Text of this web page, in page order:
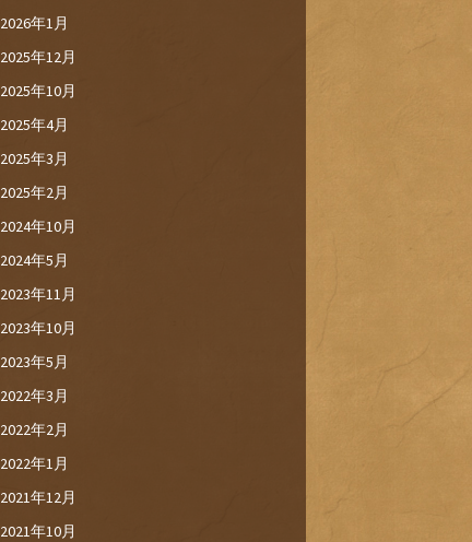
2026年1月
2025年12月
2025年10月
2025年4月
2025年3月
2025年2月
2024年10月
2024年5月
2023年11月
2023年10月
2023年5月
2022年3月
2022年2月
2022年1月
2021年12月
2021年10月